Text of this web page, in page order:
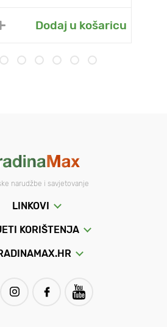
Dodaj u košaricu
narudžbe i savjetovanje
LINKOVI
KORIŠTENJA